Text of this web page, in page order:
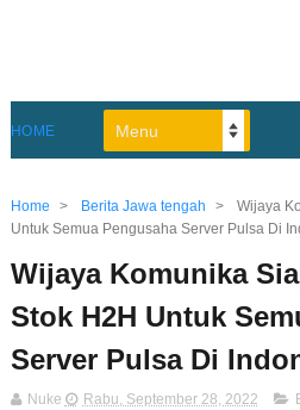
HOME
Home > Berita Jawa tengah >
Wijaya
Untuk Semua Pengusaha Server Pulsa Di
Wijaya Komunika
Stok H2H Untuk
Server Pulsa Di
Nuke Rabu, September 28, 2022